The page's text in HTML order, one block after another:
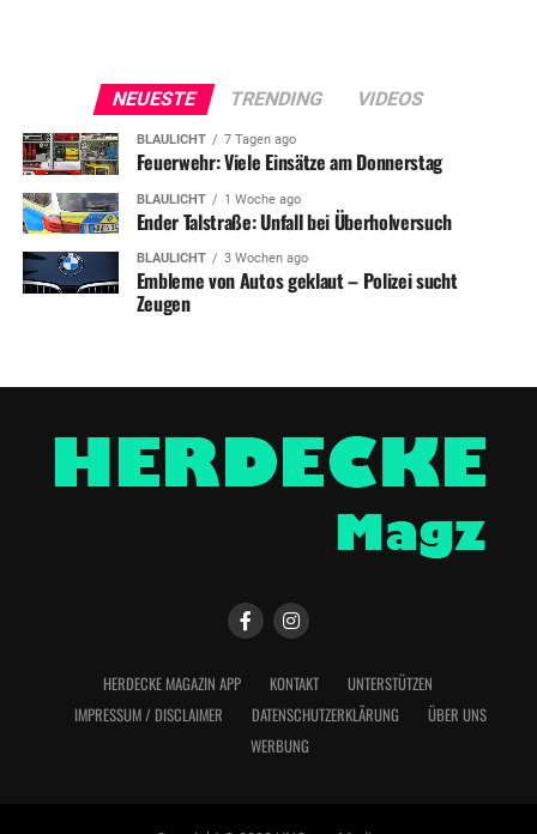
NEUESTE TRENDING VIDEOS
BLAULICHT 7 Tagen ago
Feuerwehr: Viele Einsätze am Donnerstag
BLAULICHT 1 Woche ago
Ender Talstraße: Unfall bei Überholversuch
BLAULICHT 3 Wochen ago
Embleme von Autos geklaut – Polizei sucht
Zeugen
HERDECKE MAGAZIN APP KONTAKT
UNTERSTÜTZEN
IMPRESSUM / DISCLAIMER
DATENSCHUTZERKLÄRUNG
ÜBER UNS
WERBUNG